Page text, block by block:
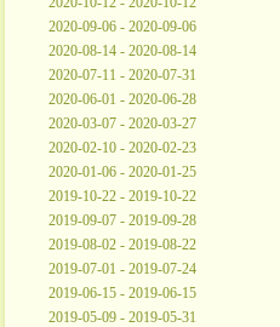
2020-09-06 - 2020-09-06
2020-08-14 - 2020-08-14
2020-07-11 - 2020-07-31
2020-06-01 - 2020-06-28
2020-03-07 - 2020-03-27
2020-02-10 - 2020-02-23
2020-01-06 - 2020-01-25
2019-10-22 - 2019-10-22
2019-09-07 - 2019-09-28
2019-08-02 - 2019-08-22
2019-07-01 - 2019-07-24
2019-06-15 - 2019-06-15
2019-05-09 - 2019-05-31